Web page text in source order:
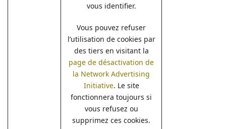
vous identifier.
Vous pouvez refuser
l’utilisation de cookies par
des tiers en visitant la
page de désactivation de
la Network Advertising
Initiative. Le site
fonctionnera toujours si
vous refusez ou
supprimez ces cookies.